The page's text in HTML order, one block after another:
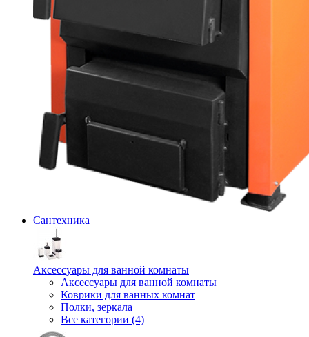
Сантехника
Аксессуары для ванной комнаты
Аксессуары для ванной комнаты
Коврики для ванных комнат
Полки, зеркала
Все категории (4)